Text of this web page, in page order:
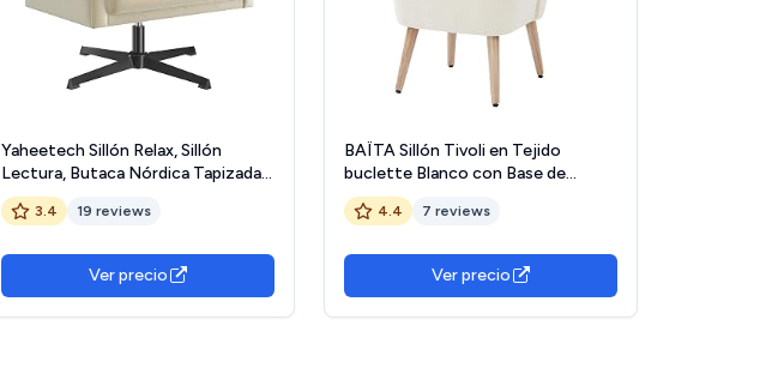
Yaheetech Sillón Relax, Sillón
Lectura, Butaca Nórdica Tapizada
de Terciopelo, Sofá Individual con
Una Almohada para Sala de Estar y
3.4 19 reviews
Ver precio
BAÏTA Sillón Tivoli en Tejido
buclette Blanco con Base de
Madera
4.4 7 reviews
Ver precio